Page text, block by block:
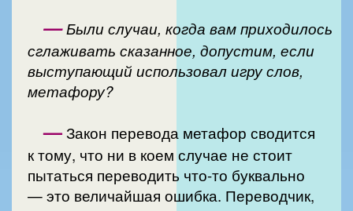
—Были случаи, когда вам приходилось
сглаживать сказанное, допустим, если
выступающий использовал игру слов,
метафору?
—Закон перевода метафор сводится
к тому, что ни в коем случае не стоит
пытаться переводить что-то буквально
— это величайшая ошибка. Переводчик,